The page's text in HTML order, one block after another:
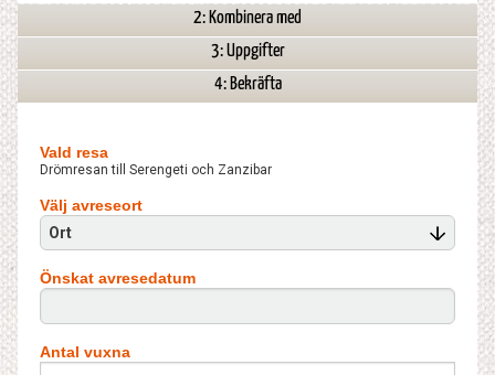
2: Kombinera med
3: Uppgifter
4: Bekräfta
Vald resa
Drömresan till Serengeti och Zanzibar
Välj avreseort
Ort
Önskat avresedatum
Antal vuxna